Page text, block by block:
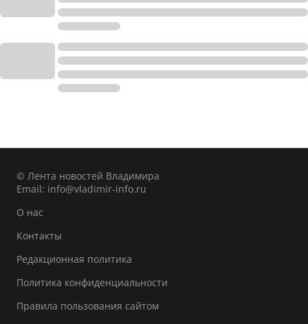
© Лента новостей Владимира
Email: info@vladimir-info.ru
О нас
Контакты
Редакционная политика
Политика конфиденциальности
Правила пользования сайтом